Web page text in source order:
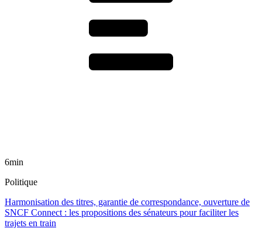
6min
Politique
Harmonisation des titres, garantie de correspondance, ouverture de
SNCF Connect : les propositions des sénateurs pour faciliter les
trajets en train